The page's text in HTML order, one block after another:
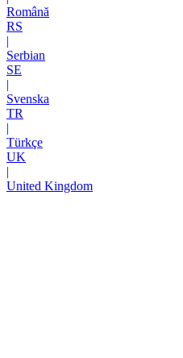
Română
RS
|
Serbian
SE
|
Svenska
TR
|
Türkçe
UK
|
United Kingdom